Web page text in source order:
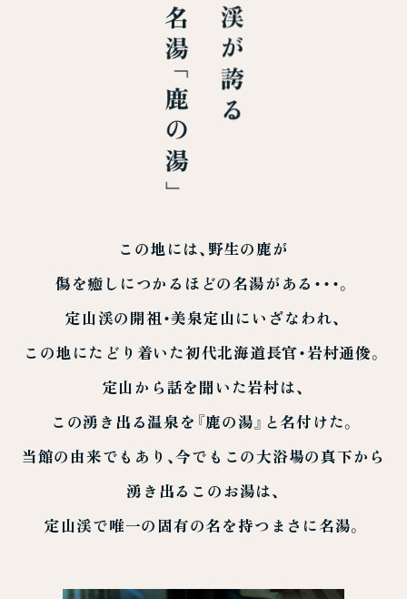
この地には、 野生の鹿が
傷を癒しにつかるほどの名湯がある・・・。
定山渓の開祖・美泉定山にいざなわれ、
この地にたどり着いた初代北海道長官・岩村通俊。
定山から話を聞いた岩村は、
この湧き出る温泉を『鹿の湯』と名付けた。
当館の由来でもあり、今でもこの大浴場の真下から
湧き出るこのお湯は、
定山渓で唯一の固有の名を持つまさに名湯。